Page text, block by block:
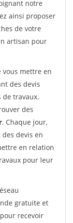
notre
ainsi proposer
de votre
artisan pour
mettre en
des devis
de travaux.
des
. Chaque jour,
devis en
en relation
pour leur
gratuite et
recevoir